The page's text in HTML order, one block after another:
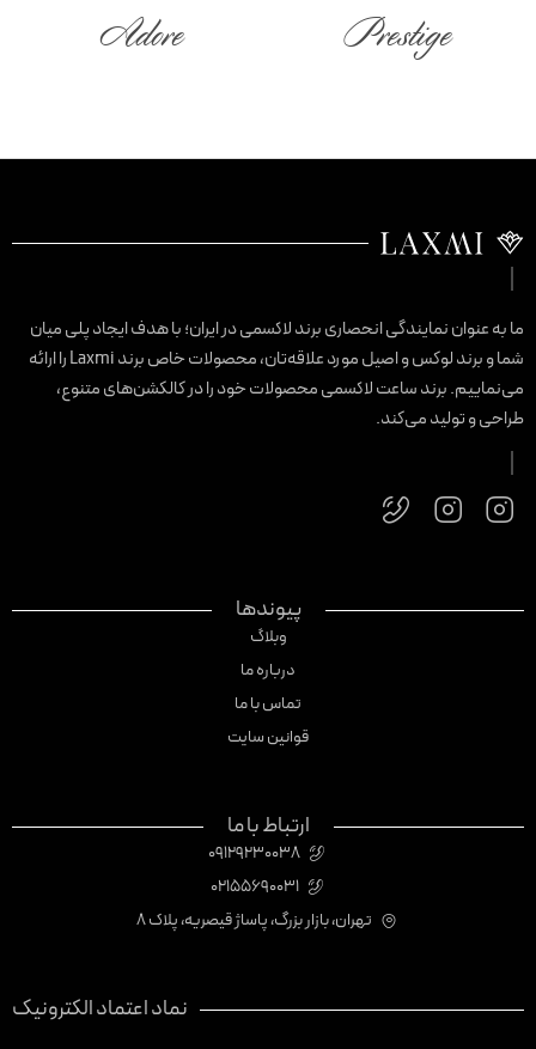
Prestige
Adore
به عنوان نمایندگی انحصاری برند لاکسمی در ایران؛ با هدف ایجاد پلی میان
شما و برند لوکس و اصیل مورد علاقه‌تان، محصولات خاص برند Laxmi را ارائه
برند ساعت لاکسمی محصولات خود را در کالکشن‌های متنوع،
و تولید می‌کند.
پیوندها
وبلاگ
درباره ما
تماس با ما
قوانین سایت
ارتباط با ما
09129230038
02155690031
تهران، بازار بزرگ، پاساژ قیصریه، پلاک 8
نماد اعتماد الکترونیک